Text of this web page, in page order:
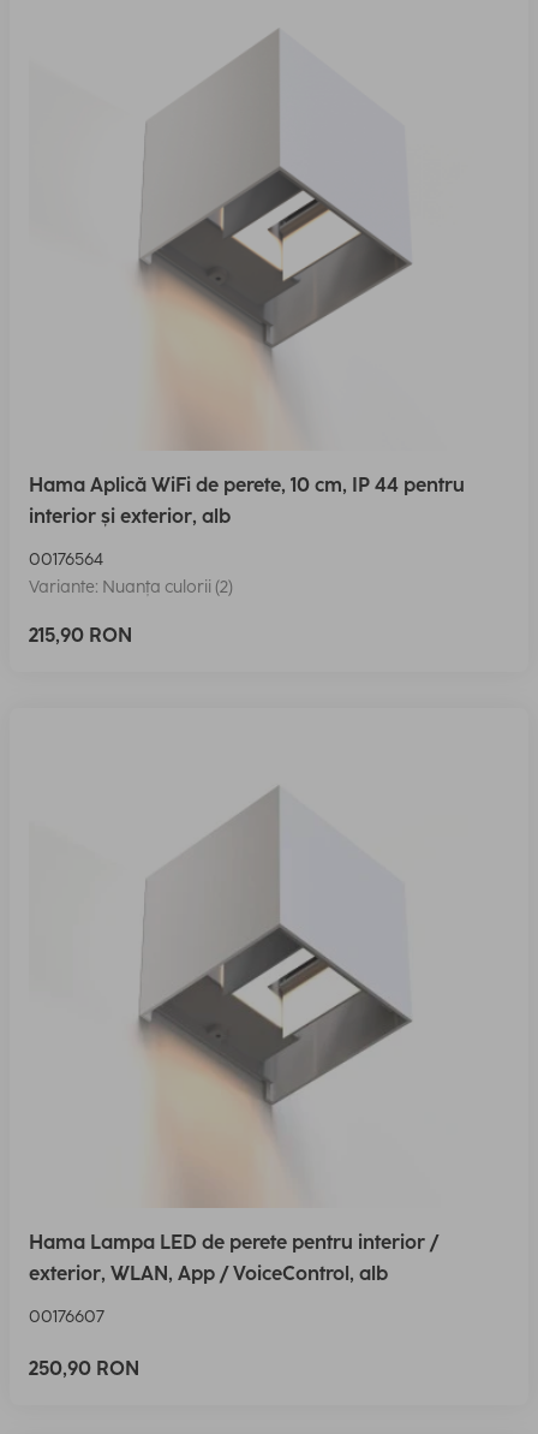
Hama Aplică WiFi de perete, 10 cm, IP 44 pentru
interior și exterior, alb
00176564
Variante: Nuanța culorii (2)
215,90 RON
Hama Lampa LED de perete pentru interior /
exterior, WLAN, App / VoiceControl, alb
00176607
250,90 RON